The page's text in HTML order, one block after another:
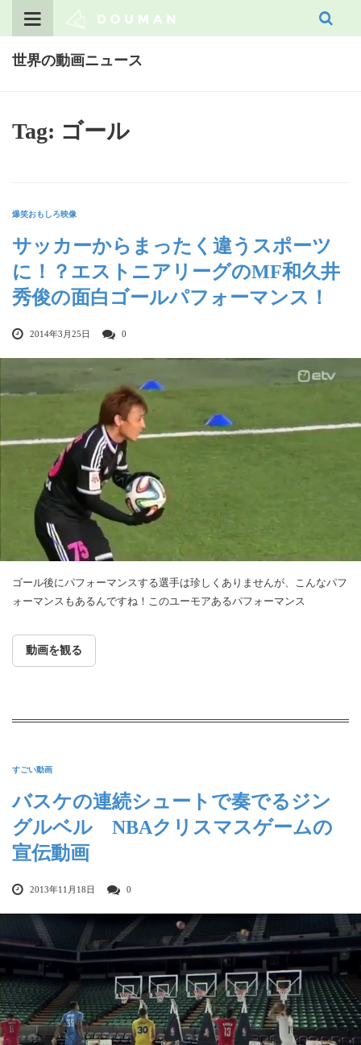
世界の動画ニュース
Tag: ゴール
爆笑おもしろ映像
サッカーからまったく違うスポーツ
に！？エストニアリーグのMF和久井
秀俊の面白ゴールパフォーマンス！
2014年3月25日 0
ゴール後にパフォーマンスする選手は珍しくありませんが、こんなパフ
ォーマンスもあるんですね！このユーモアあるパフォーマンス
動画を観る
すごい動画
バスケの連続シュートで奏でるジン
グルベル NBAクリスマスゲームの
宣伝動画
2013年11月18日 0